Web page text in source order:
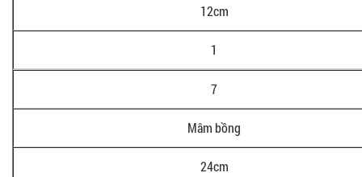
12cm
1
7
Mâm bồng
24cm